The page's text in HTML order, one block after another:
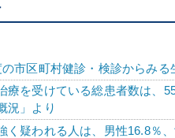
市区町村健診・検診からみ
療を受けている総患者数は
況」より
く疑われる人は、男性16.8％